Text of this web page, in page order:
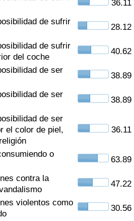
36.11
de sufrir
28.12
de sufrir
del coche
40.62
de ser
38.89
de ser
38.89
de ser
el color de piel,
36.11
o
63.89
contra la
47.22
violentos como
30.56
(Actual)
por País